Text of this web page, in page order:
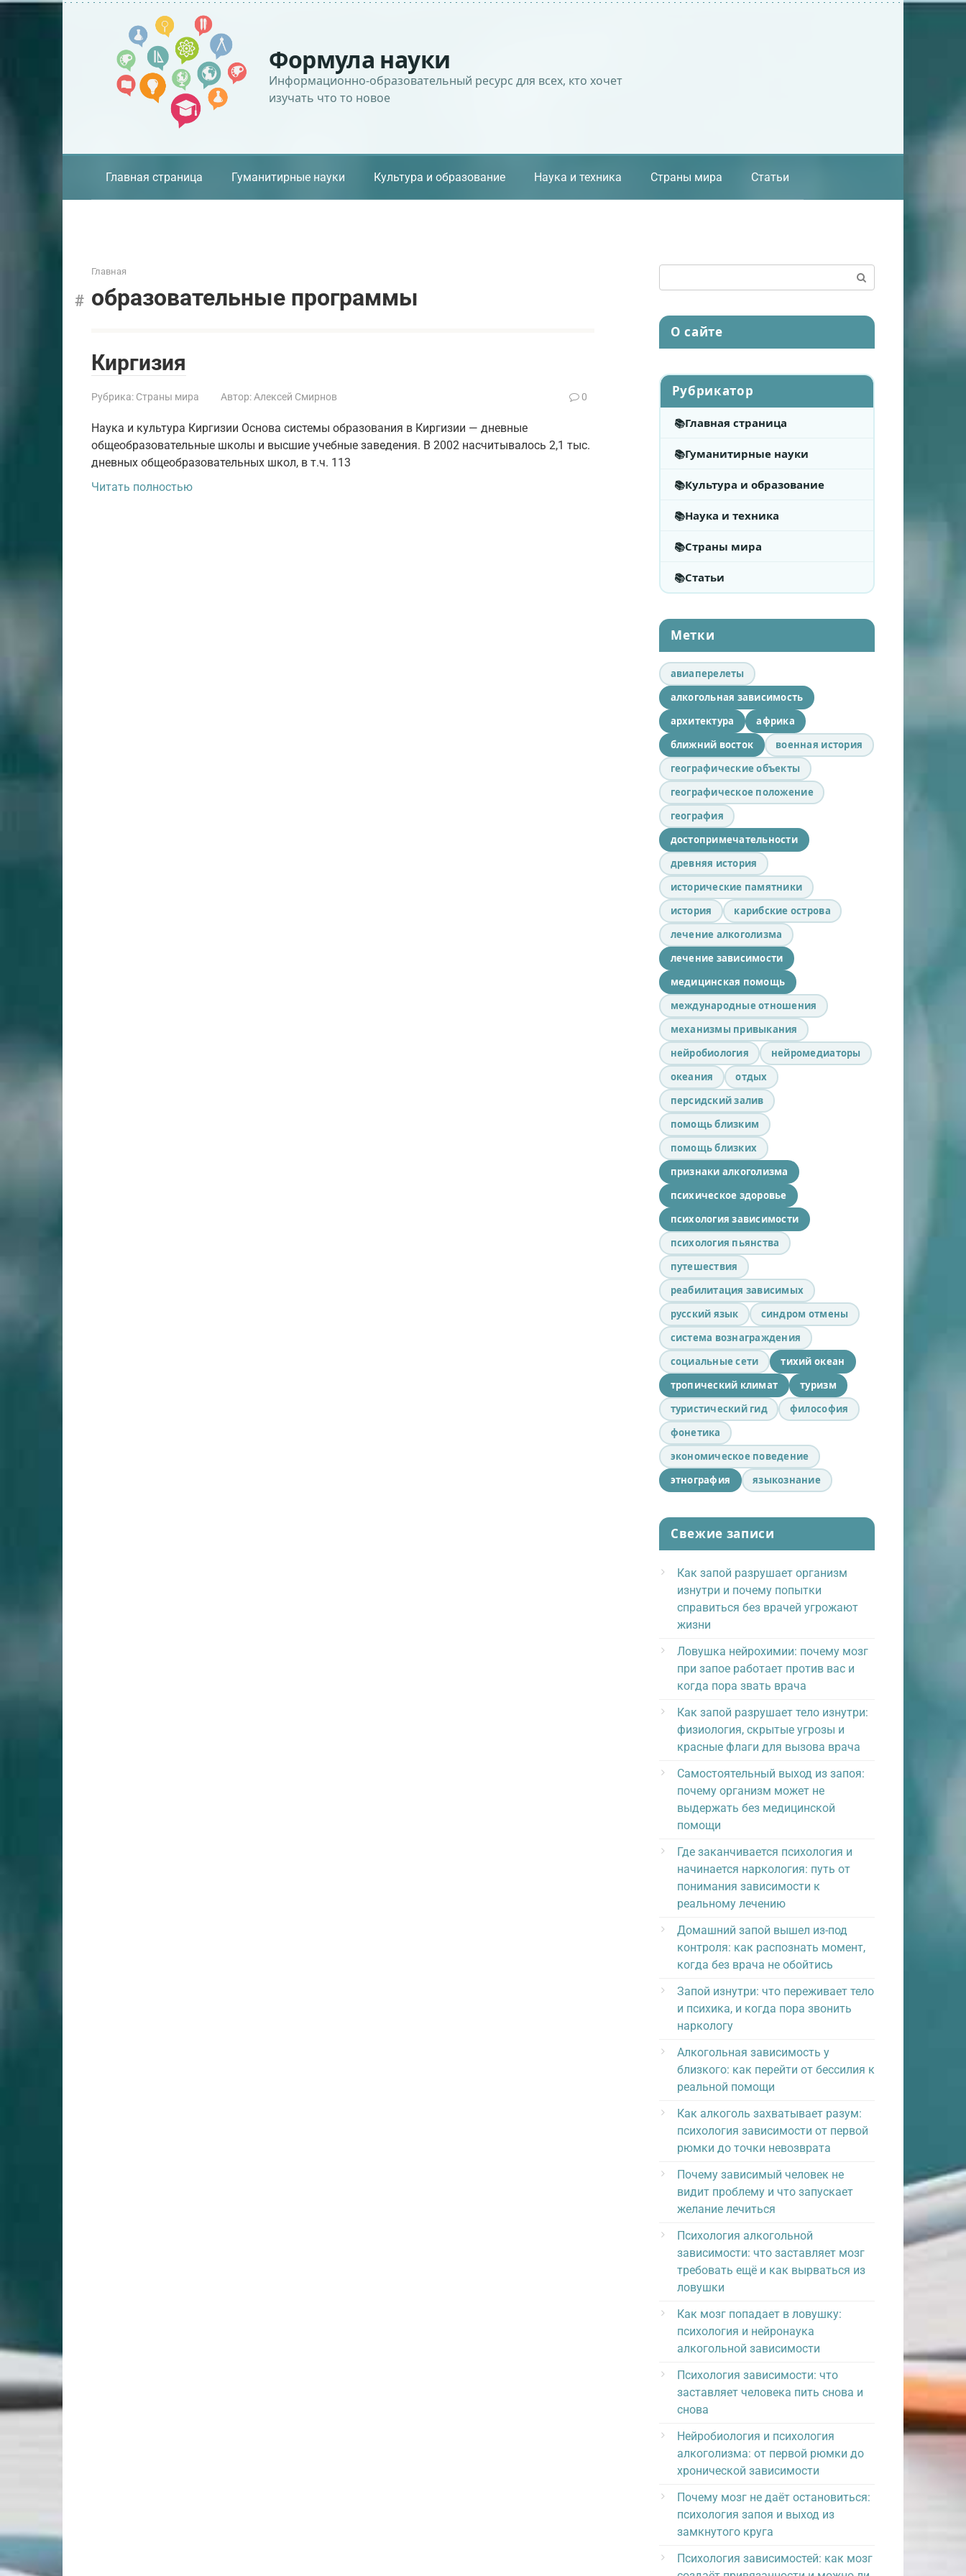
Перейти
Формула науки
Информационно-образовательный ресурс для всех, кто хочет
изучать что то новое
Главная страница Гуманитирные науки Культура и образование Наука и техника Страны мира Статьи
Главная
образовательные программы
Киргизия
Рубрика: Страны мира Автор: Алексей Смирнов 0
Наука и культура Киргизии Основа системы образования в Киргизии — дневные
общеобразовательные школы и высшие учебные заведения. В 2002 насчитывалось 2,1 тыс.
дневных общеобразовательных школ, в т.ч. 113
Читать полностью
О сайте
Рубрикатор
Главная страница
Гуманитирные науки
Культура и образование
Наука и техника
Страны мира
Статьи
Метки
авиаперелеты
алкогольная зависимость
архитектура
африка
ближний восток
военная история
географические объекты
географическое положение
география
достопримечательности
древняя история
исторические памятники
история
карибские острова
лечение алкоголизма
лечение зависимости
медицинская помощь
международные отношения
механизмы привыкания
нейробиология
нейромедиаторы
океания
отдых
персидский залив
помощь близким
помощь близких
признаки алкоголизма
психическое здоровье
психология зависимости
психология пьянства
путешествия
реабилитация зависимых
русский язык
синдром отмены
система вознаграждения
социальные сети
тихий океан
тропический климат
туризм
туристический гид
философия
фонетика
экономическое поведение
этнография
языкознание
Свежие записи
Как запой разрушает организм
изнутри и почему попытки
справиться без врачей угрожают
жизни
Ловушка нейрохимии: почему мозг
при запое работает против вас и
когда пора звать врача
Как запой разрушает тело изнутри:
физиология, скрытые угрозы и
красные флаги для вызова врача
Самостоятельный выход из запоя:
почему организм может не
выдержать без медицинской
помощи
Где заканчивается психология и
начинается наркология: путь от
понимания зависимости к
реальному лечению
Домашний запой вышел из-под
контроля: как распознать момент,
когда без врача не обойтись
Запой изнутри: что переживает тело
и психика, и когда пора звонить
наркологу
Алкогольная зависимость у
близкого: как перейти от бессилия к
реальной помощи
Как алкоголь захватывает разум:
психология зависимости от первой
рюмки до точки невозврата
Почему зависимый человек не
видит проблему и что запускает
желание лечиться
Психология алкогольной
зависимости: что заставляет мозг
требовать ещё и как вырваться из
ловушки
Как мозг попадает в ловушку:
психология и нейронаука
алкогольной зависимости
Психология зависимости: что
заставляет человека пить снова и
снова
Нейробиология и психология
алкоголизма: от первой рюмки до
хронической зависимости
Почему мозг не даёт остановиться:
психология запоя и выход из
замкнутого круга
Психология зависимостей: как мозг